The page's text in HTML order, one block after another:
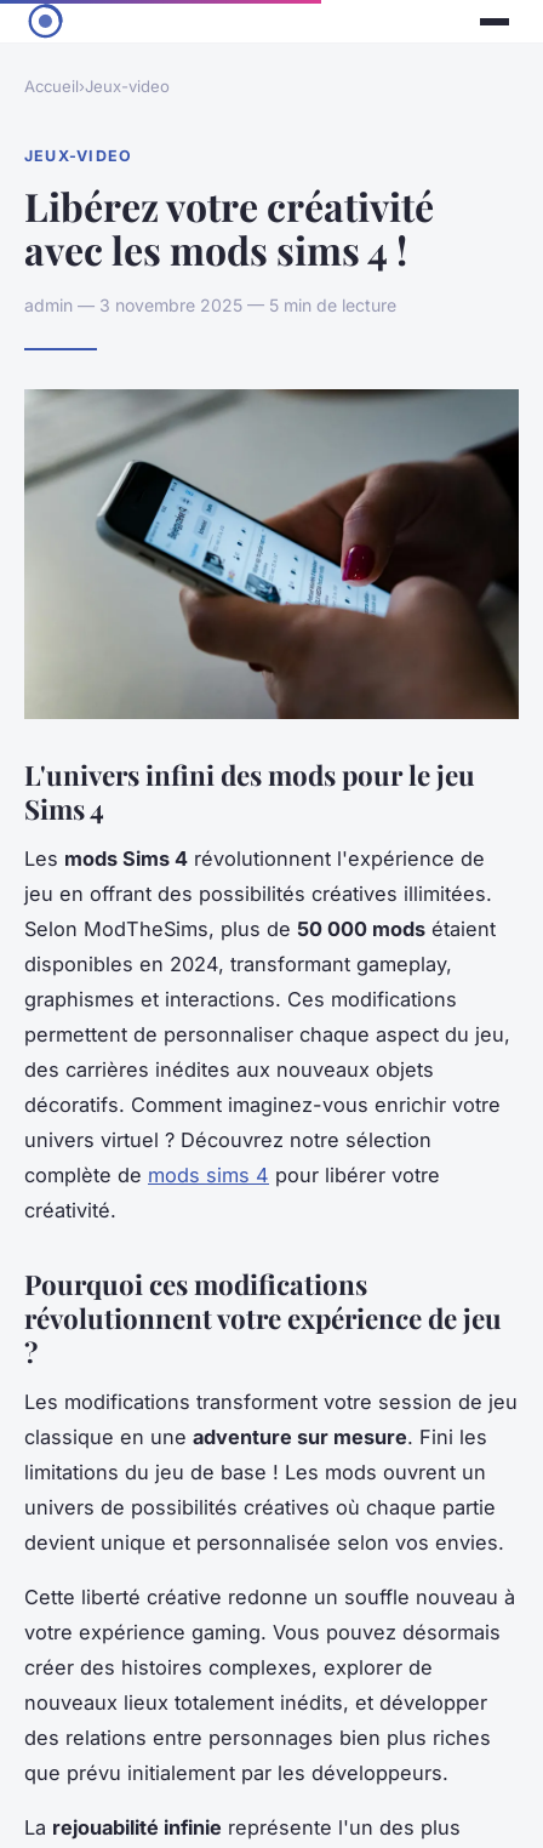
Accueil›Jeux-video
JEUX-VIDEO
Libérez votre créativité
avec les mods sims 4 !
admin — 3 novembre 2025 — 5 min de lecture
L'univers infini des mods pour le jeu
Sims 4
Les mods Sims 4 révolutionnent l'expérience de
jeu en offrant des possibilités créatives illimitées.
Selon ModTheSims, plus de 50 000 mods étaient
disponibles en 2024, transformant gameplay,
graphismes et interactions. Ces modifications
permettent de personnaliser chaque aspect du jeu,
des carrières inédites aux nouveaux objets
décoratifs. Comment imaginez-vous enrichir votre
univers virtuel ? Découvrez notre sélection
complète de mods sims 4 pour libérer votre
créativité.
Pourquoi ces modifications
révolutionnent votre expérience de jeu
?
Les modifications transforment votre session de jeu
classique en une adventure sur mesure. Fini les
limitations du jeu de base ! Les mods ouvrent un
univers de possibilités créatives où chaque partie
devient unique et personnalisée selon vos envies.
Cette liberté créative redonne un souffle nouveau à
votre expérience gaming. Vous pouvez désormais
créer des histoires complexes, explorer de
nouveaux lieux totalement inédits, et développer
des relations entre personnages bien plus riches
que prévu initialement par les développeurs.
La rejouabilité infinie représente l'un des plus